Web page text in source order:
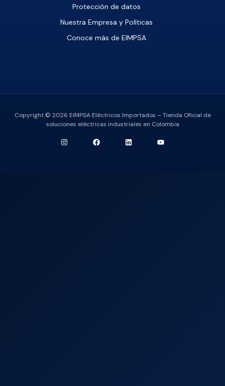
Protección de datos
Nuestra Empresa y Políticas
Conoce más de EIMPSA
Copyright © 2026 EIMPSA Eléctricos Importados – Tienda Oficial de
soluciones eléctricas industriales en Colombia